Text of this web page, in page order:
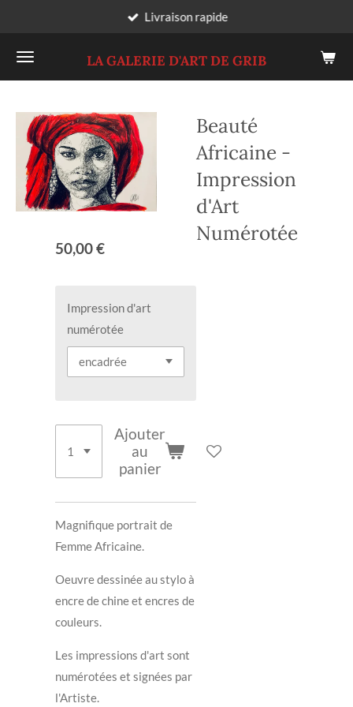
contenu
principal
LA GALERIE D'ART DE GRIB
Livraison rapide
Beauté
Africaine -
Impression
d'Art
Numérotée
50,00 €
Impression d'art
numérotée
Ajouter
au
panier
Magnifique portrait de
Femme Africaine.
Oeuvre dessinée au stylo à
encre de chine et encres de
couleurs.
Les impressions d'art sont
numérotées et signées par
l'Artiste.